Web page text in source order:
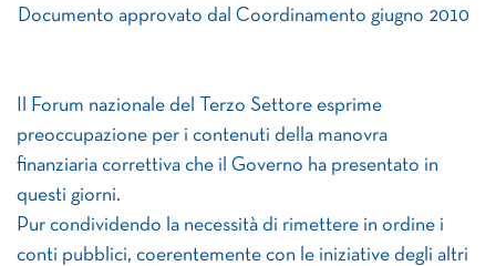
Documento approvato dal Coordinamento giugno 2010
Il Forum nazionale del Terzo Settore esprime
preoccupazione per i contenuti della manovra
finanziaria correttiva che il Governo ha presentato in
questi giorni.
Pur condividendo la necessità di rimettere in ordine i
conti pubblici, coerentemente con le iniziative degli altri